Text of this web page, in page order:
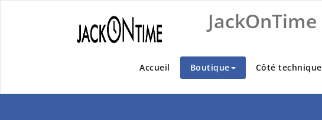
JackOnTime
Accueil Boutique Côté technique